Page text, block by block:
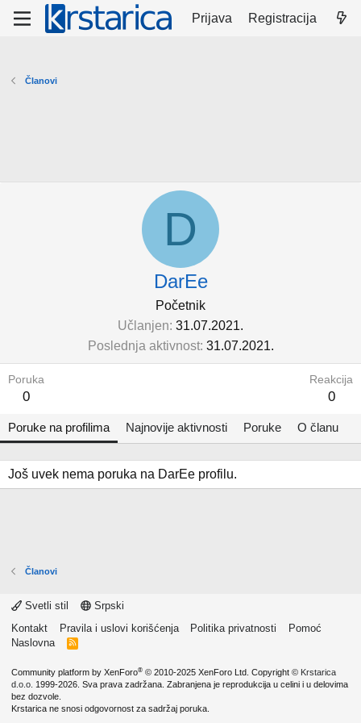
Prijava Registracija
Članovi
D
DarEe
Početnik
Učlanjen 31.07.2021.
Poslednja aktivnost 31.07.2021.
Poruka
0
Reakcija
0
Poruke na profilima Najnovije aktivnosti Poruke O članu
Još uvek nema poruka na DarEe profilu.
Članovi
Svetli stil
Srpski
Kontakt
Pravila i uslovi korišćenja Politika privatnosti
Pomoć
Naslovna
R
Community platform by XenForo® © 2010-2025 XenForo Ltd. Copyright © Krstarica
d.o.o. 1999-2026. Sva prava zadržana. Zabranjena je reprodukcija u celini i u delovima
bez dozvole.
Krstarica ne snosi odgovornost za sadržaj poruka.